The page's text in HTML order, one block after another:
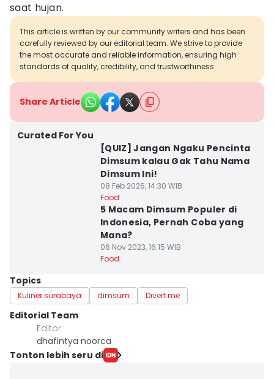
saat hujan.
This article is written by our community writers and has been
carefully reviewed by our editorial team. We strive to provide
the most accurate and reliable information, ensuring high
standards of quality, credibility, and trustworthiness.
Share Article
Curated For You
[QUIZ] Jangan Ngaku Pencinta
Dimsum kalau Gak Tahu Nama
Dimsum Ini!
08 Feb 2026, 14:30 WIB
Food
5 Macam Dimsum Populer di
Indonesia, Pernah Coba yang
Mana?
06 Nov 2023, 16:15 WIB
Food
Topics
Kuliner surabaya dimsum Divert me
Editorial Team
Editor
dhafintya noorca
Tonton lebih seru di